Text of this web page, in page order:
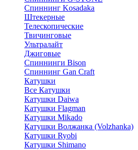
Спиннинг Kosadaka
Штекерные
Телескопические
Твичинговые
Ультралайт
Джиговые
Спиннинги Bison
Спиннинг Gan Craft
Катушки
Все Катушки
Катушки Daiwa
Катушки Flagman
Катушки Mikado
Катушки Волжанка (Volzhanka)
Катушки Ryobi
Катушки Shimano